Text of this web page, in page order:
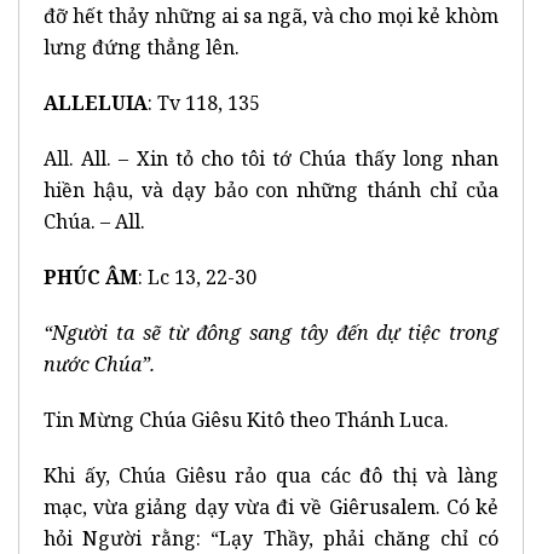
đỡ hết thảy những ai sa ngã, và cho mọi kẻ khòm
lưng đứng thẳng lên.
ALLELUIA: Tv 118, 135
All. All. – Xin tỏ cho tôi tớ Chúa thấy long nhan
hiền hậu, và dạy bảo con những thánh chỉ của
Chúa. – All.
PHÚC ÂM: Lc 13, 22-30
“Người ta sẽ từ đông sang tây đến dự tiệc trong
nước Chúa”.
Tin Mừng Chúa Giêsu Kitô theo Thánh Luca.
Khi ấy, Chúa Giêsu rảo qua các đô thị và làng
mạc, vừa giảng dạy vừa đi về Giêrusalem. Có kẻ
hỏi Người rằng: “Lạy Thầy, phải chăng chỉ có